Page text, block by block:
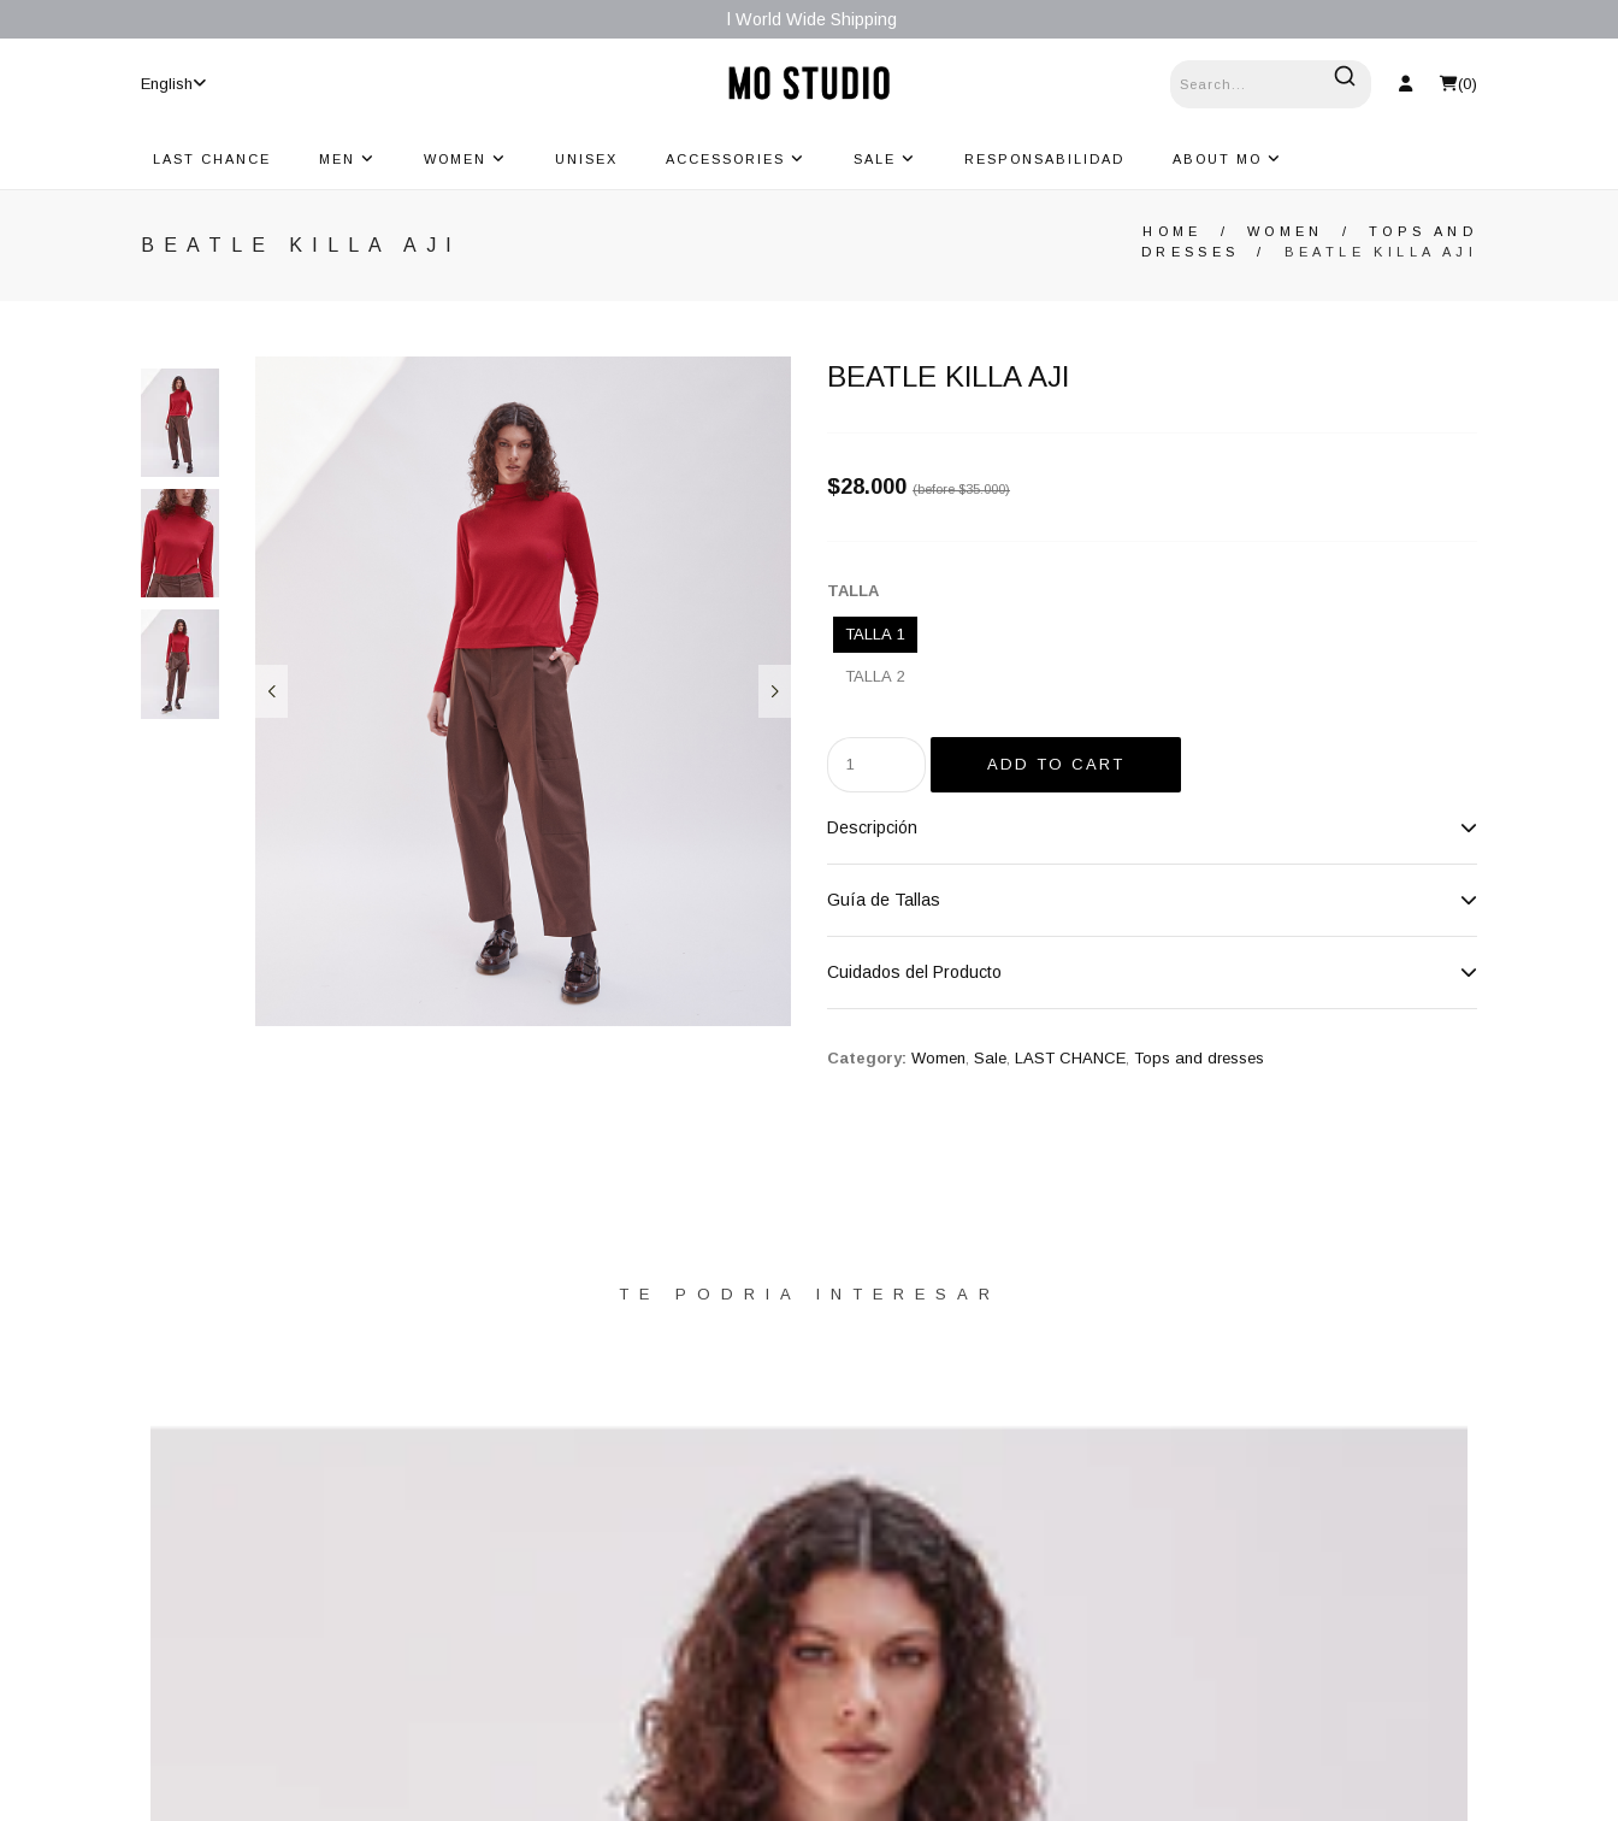
l World Wide Shipping
English (0)
LAST CHANCE MEN WOMEN UNISEX ACCESSORIES SALE RESPONSABILIDAD ABOUT MO
BEATLE KILLA AJI
HOME / WOMEN / TOPS AND
DRESSES
/ BEATLE KILLA AJI
BEATLE KILLA AJI
$28.000 (before$35.000)
TALLA
TALLA 1
TALLA 2
Descripción
Guía de Tallas
Cuidados del Producto
Category: Women Sale LAST CHANCE Tops and dresses
TE PODRIA INTERESAR